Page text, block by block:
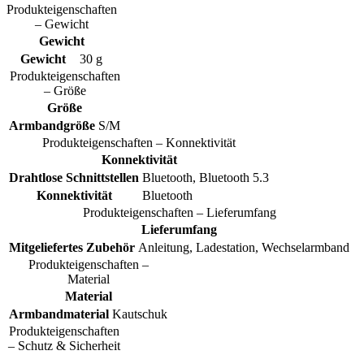
Produkteigenschaften
– Gewicht
Gewicht
Gewicht
30 g
Produkteigenschaften
– Größe
Größe
Armbandgröße S/M
Produkteigenschaften – Konnektivität
Konnektivität
Drahtlose Schnittstellen Bluetooth, Bluetooth 5.3
Konnektivität
Bluetooth
Produkteigenschaften – Lieferumfang
Lieferumfang
Mitgeliefertes Zubehör Anleitung, Ladestation, Wechselarmband
Produkteigenschaften –
Material
Material
Armbandmaterial Kautschuk
Produkteigenschaften
– Schutz & Sicherheit